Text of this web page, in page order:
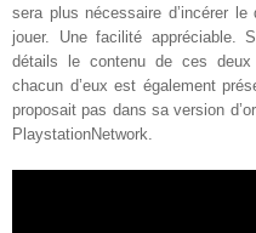
sera plus nécessaire d’incérer
jouer. Une facilité appréciable.
détails le contenu de ces deux
chacun d’eux est également
proposait pas dans sa version
PlaystationNetwork.